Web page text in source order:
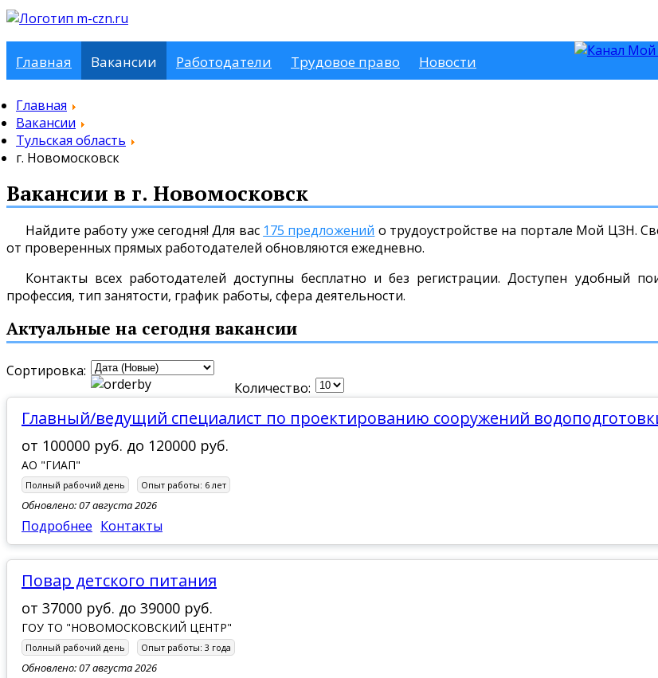
Главная Вакансии Работодатели Трудовое право Новости
Главная
Вакансии
Тульская область
г. Новомосковск
Вакансии в г. Новомосковск
Найдите работу уже сегодня! Для вас 175 предложений о трудоустройстве на портале Мой ЦЗН.
от проверенных прямых работодателей обновляются ежедневно.
Контакты всех работодателей доступны бесплатно и без регистрации. Доступен удобный
профессия, тип занятости, график работы, сфера деятельности.
Актуальные на сегодня вакансии
Сортировка:
Количество:
Главный/ведущий специалист по проектированию сооружений
от 100000 руб. до 120000 руб.
АО "ГИАП"
Полный рабочий день Опыт работы: 6 лет
Обновлено: 07 августа 2026
Подробнее Контакты
Повар детского питания
от 37000 руб. до 39000 руб.
ГОУ ТО "НОВОМОСКОВСКИЙ ЦЕНТР"
Полный рабочий день Опыт работы: 3 года
Обновлено: 07 августа 2026